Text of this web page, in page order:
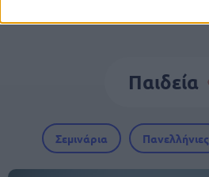
Παιδεία
Σεμινάρια Πανελλήνιες